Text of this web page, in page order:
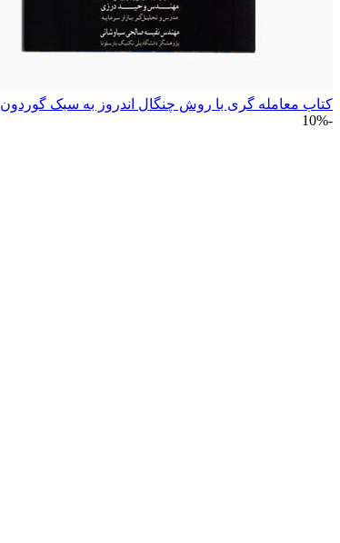
کتاب معامله گری با روش چنگال اندروز به سبک گوردون
-10%